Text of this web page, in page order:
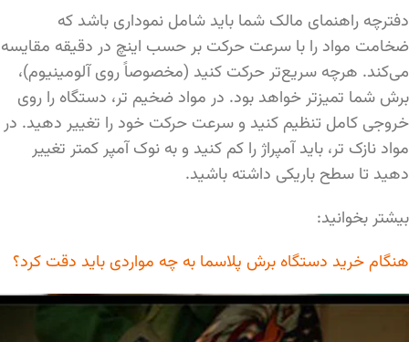
دفترچه راهنمای مالک شما باید شامل نموداری باشد که
ضخامت مواد را با سرعت حرکت بر حسب اینچ در دقیقه مقایسه
می‌کند. هرچه سریع‌تر حرکت کنید (مخصوصاً روی آلومینیوم)،
برش شما تمیزتر خواهد بود. در مواد ضخیم تر، دستگاه را روی
خروجی کامل تنظیم کنید و سرعت حرکت خود را تغییر دهید. در
مواد نازک تر، باید آمپراژ را کم کنید و به نوک آمپر کمتر تغییر
دهید تا سطح باریکی داشته باشید.
بیشتر بخوانید:
هنگام خرید دستگاه برش پلاسما به چه مواردی باید دقت کرد؟